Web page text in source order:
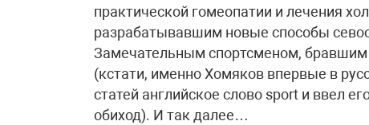
практической гомеопатии и лечения
разрабатывавшим новые способы
Замечательным спортсменом, бравшим
(кстати, именно Хомяков впервые в
статей английское слово sport и ввел
обиход). И так далее…